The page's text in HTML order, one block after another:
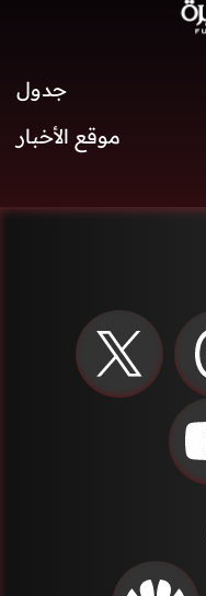
جدول
موقع الأخبار